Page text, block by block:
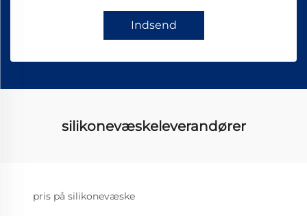
Indsend
silikonevæskeleverandører
pris på silikonevæske